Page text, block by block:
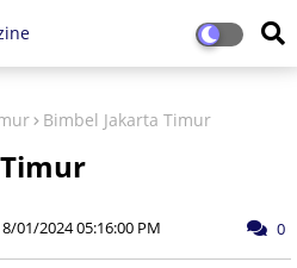
Bimbel Jakarta Timur
8/01/2024 05:16:00 PM 0